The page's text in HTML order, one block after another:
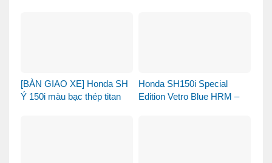
[BÀN GIAO XE] Honda SH
Ý 150i màu bạc thép titan
Honda SH150i Special
Edition Vetro Blue HRM –